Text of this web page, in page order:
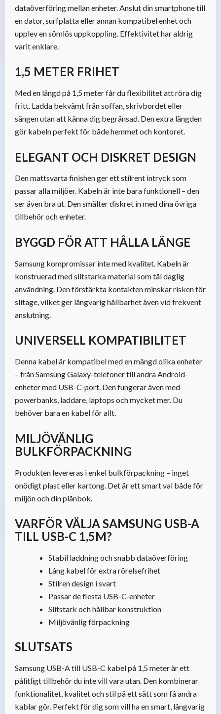
dataöverföring mellan enheter. Anslut din smartphone till
en dator, surfplatta eller annan kompatibel enhet och
upplev en sömlös uppkoppling. Effektivitet har aldrig
varit enklare.
1,5 METER FRIHET
Med en längd på 1,5 meter får du flexibilitet att röra dig
fritt. Ladda bekvämt från soffan, skrivbordet eller
sängen utan att känna dig begränsad. Den extra längden
gör kabeln perfekt för både hemmet och kontoret.
ELEGANT OCH DISKRET DESIGN
Den mattsvarta finishen ger ett stilrent intryck som
passar alla miljöer. Kabeln är inte bara funktionell – den
ser även bra ut. Den smälter diskret in med dina övriga
tillbehör och enheter.
BYGGD FÖR ATT HÅLLA LÄNGE
Samsung kompromissar inte med kvalitet. Kabeln är
konstruerad med slitstarka material som tål daglig
användning. Den förstärkta kontakten minskar risken för
slitage, vilket ger långvarig hållbarhet även vid frekvent
anslutning.
UNIVERSELL KOMPATIBILITET
Denna kabel är kompatibel med en mängd olika enheter
– från Samsung Galaxy-telefoner till andra Android-
enheter med USB-C-port. Den fungerar även med
powerbanks, laddare, laptops och mycket mer. Du
behöver bara en kabel för allt.
MILJÖVÄNLIG
BULKFÖRPACKNING
Produkten levereras i enkel bulkförpackning – inget
onödigt plast eller kartong. Det är ett smart val både för
miljön och din plånbok.
VARFÖR VÄLJA SAMSUNG USB-A
TILL USB-C 1,5M?
Stabil laddning och snabb dataöverföring
Lång kabel för extra rörelsefrihet
Stilren design i svart
Passar de flesta USB-C-enheter
Slitstark och hållbar konstruktion
Miljövänlig förpackning
SLUTSATS
Samsung USB-A till USB-C kabel på 1,5 meter är ett
pålitligt tillbehör du inte vill vara utan. Den kombinerar
funktionalitet, kvalitet och stil på ett sätt som få andra
kablar gör. Perfekt för dig som vill ha en smart, långvarig